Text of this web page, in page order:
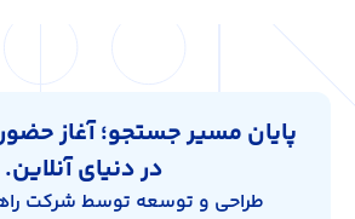
پایان مسیر جستجو؛ آغاز
در دنیای آنلاین.
طراحی و توسعه توسط شرکت